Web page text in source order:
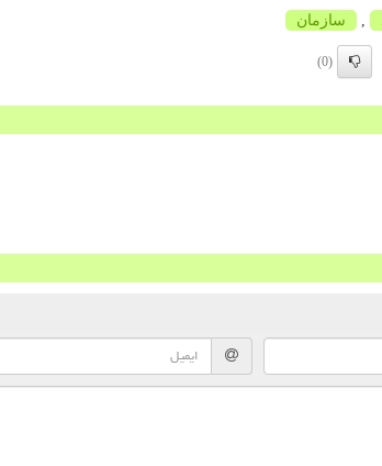
سازمان
(0)